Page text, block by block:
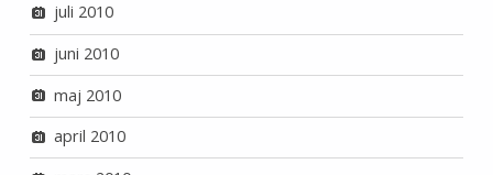
juli 2010
juni 2010
maj 2010
april 2010